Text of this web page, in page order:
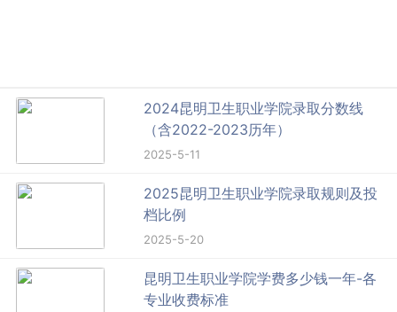
2024昆明卫生职业学院录取分数线
（含2022-2023历年）
2025-5-11
2025昆明卫生职业学院录取规则及投
档比例
2025-5-20
昆明卫生职业学院学费多少钱一年-各
专业收费标准